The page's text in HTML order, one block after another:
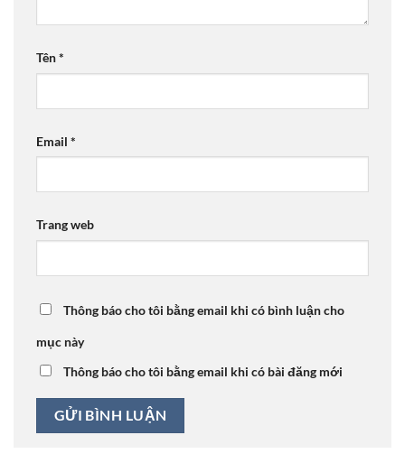
Tên*
Email *
Trang web
Thông báo cho tôi bằng email khi có bình luận cho
mục này
Thông báo cho tôi bằng email khi có bài đăng mới